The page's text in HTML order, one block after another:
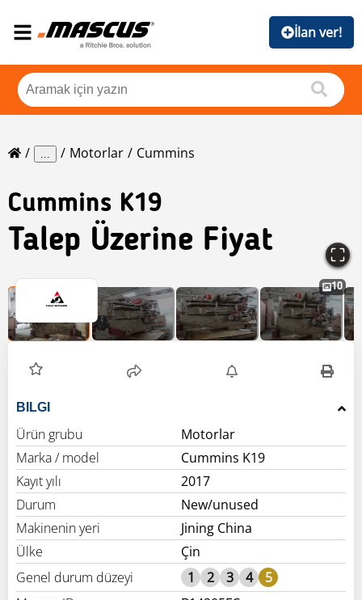
İlan ver!
... Motorlar Cummins
Cummins K19
Talep Üzerine Fiyat
10
BILGI
Ürün grubu
Motorlar
Marka / model
Cummins K19
Kayıt yılı
2017
Durum
New/unused
Makinenin yeri
Jining China
Ülke
Çin
Genel durum düzeyi
1 2 3 4
5